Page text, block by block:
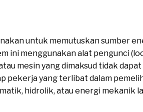
untuk memutuskan sumber
ini menggunakan alat pengunci
mesin yang dimaksud tidak
pekerja yang terlibat dalam
hidrolik, atau energi mekanik